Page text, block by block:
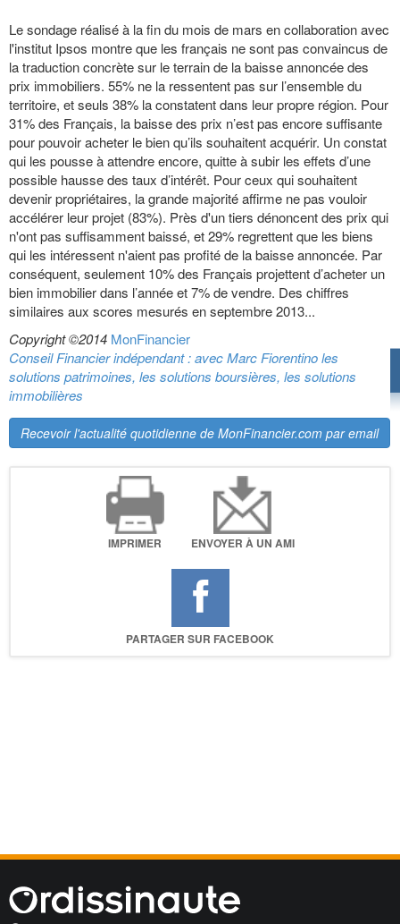
Le sondage réalisé à la fin du mois de mars en collaboration avec
l'institut Ipsos montre que les français ne sont pas convaincus de
la traduction concrète sur le terrain de la baisse annoncée des
prix immobiliers. 55% ne la ressentent pas sur l’ensemble du
territoire, et seuls 38% la constatent dans leur propre région. Pour
31% des Français, la baisse des prix n’est pas encore suffisante
pour pouvoir acheter le bien qu’ils souhaitent acquérir. Un constat
qui les pousse à attendre encore, quitte à subir les effets d’une
possible hausse des taux d’intérêt. Pour ceux qui souhaitent
devenir propriétaires, la grande majorité affirme ne pas vouloir
accélérer leur projet (83%). Près d'un tiers dénoncent des prix qui
n'ont pas suffisamment baissé, et 29% regrettent que les biens
qui les intéressent n'aient pas profité de la baisse annoncée. Par
conséquent, seulement 10% des Français projettent d’acheter un
bien immobilier dans l’année et 7% de vendre. Des chiffres
similaires aux scores mesurés en septembre 2013...
Copyright ©2014 MonFinancier
Conseil Financier indépendant : avec Marc Fiorentino les
solutions patrimoines, les solutions boursières, les solutions
immobilières
Recevoir l'actualité quotidienne de MonFinancier.com par email
IMPRIMER ENVOYER À UN AMI
PARTAGER SUR FACEBOOK